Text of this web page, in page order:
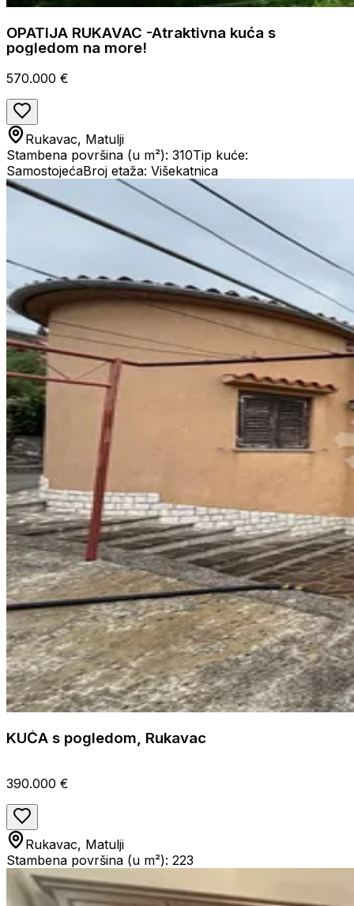
OPATIJA RUKAVAC -Atraktivna kuća s
pogledom na more!
570.000 €
Rukavac, Matulji
Stambena površina (u m²): 310Tip kuće:
SamostojećaBroj etaža: Višekatnica
KUĆA s pogledom, Rukavac
390.000 €
Rukavac, Matulji
Stambena površina (u m²): 223